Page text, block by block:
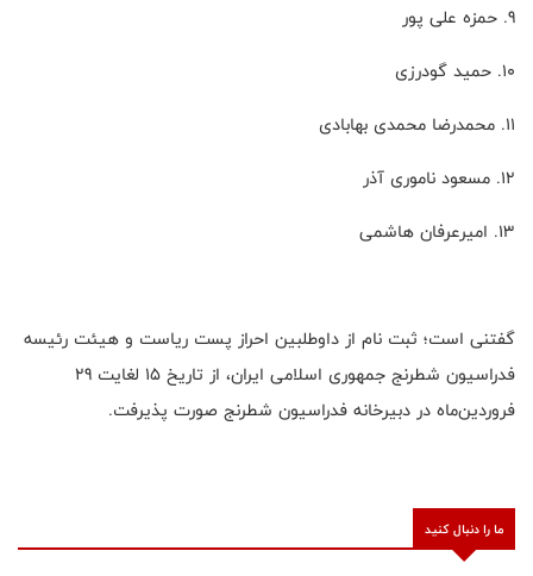
9. حمزه علی پور
10. حمید گودرزی
11. محمدرضا محمدی بهابادی
12. مسعود ناموری آذر
13. امیرعرفان هاشمی
گفتنی است؛ ثبت نام از داوطلبین احراز پست ریاست و هیئت رئیسه
فدراسیون شطرنج جمهوری اسلامی ایران، از تاریخ 15 لغایت 29
فروردین‌ماه در دبیرخانه فدراسیون شطرنج صورت پذیرفت.
ما را دنبال کنید